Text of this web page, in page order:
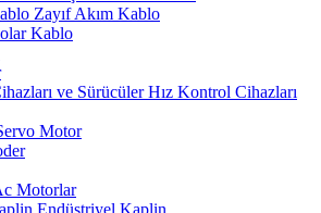
Zayıf Akım Kablo
Kablo
Hız Kontrol Cihazları
Motor
Motorlar
Endüstriyel Kaplin